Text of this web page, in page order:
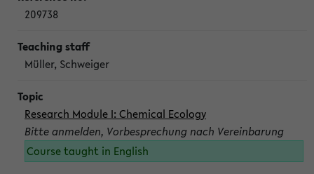
209738
Müller, Schweiger
Research Module I: Chemical Ecology
Bitte anmelden, Vorbesprechung nach Vereinbarung
Course taught in English